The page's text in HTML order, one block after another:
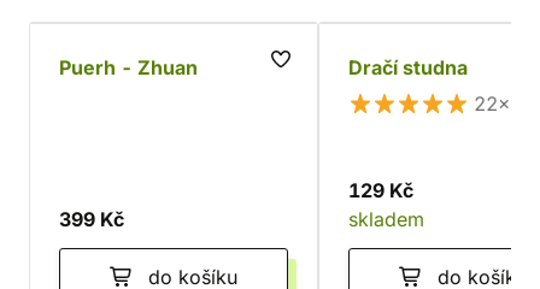
Puerh - Zhuan
399 Kč
do košíku
Dračí studna
22×
129 Kč
skladem
do košíku